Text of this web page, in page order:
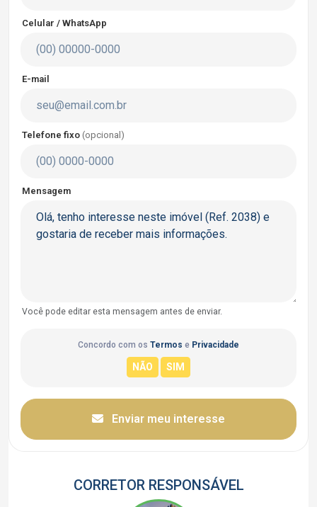
Celular / WhatsApp
E-mail
Telefone fixo (opcional)
Mensagem
Você pode editar esta mensagem antes de enviar.
Concordo com os Termos e Privacidade
Enviar meu interesse
CORRETOR RESPONSÁVEL